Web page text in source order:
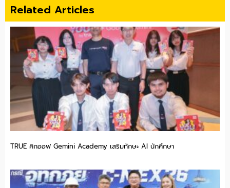
Related Articles
TRUE คิกออฟ Gemini Academy เสริมทักษะ AI นักศึกษา